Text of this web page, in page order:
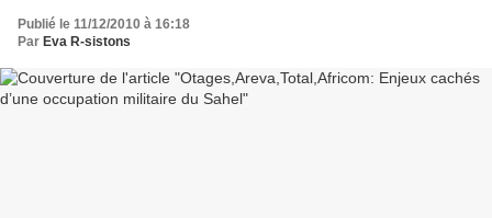
Publié le 11/12/2010 à 16:18
Par Eva R-sistons